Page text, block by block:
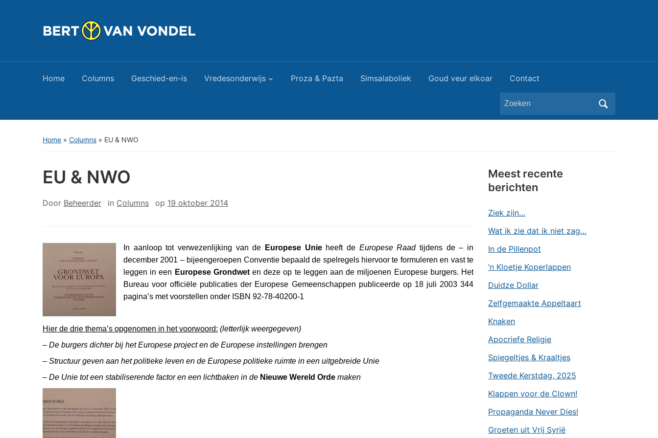
Home Columns Geschied-en-is Vredesonderwijs Proza & Pazta Simsalaboliek Goud veur elkoar Contact
Zoeken
naar:
Home » Columns » EU & NWO
EU & NWO
Door Beheerder in Columns op 19 oktober 2014
In aanloop tot verwezenlijking van de Europese Unieheeft de Europese Raadtijdens de – in
december 2001 – bijeengeroepen Conventie bepaald de spelregels hiervoor te formuleren en vast te
leggen in een Europese Grondweten deze op te leggen aan de miljoenen Europese burgers. Het
Bureau voor officiële publicaties der Europese Gemeenschappen publiceerde op 18 juli 2003 344
pagina’s met voorstellen onder ISBN 92-78-40200-1
Hier de drie thema’s opgenomen in het voorwoord: (letterlijk weergegeven)
– De burgers dichter bij het Europese project en de Europese instellingen brengen
– Structuur geven aan het politieke leven en de Europese politieke ruimte in een uitgebreide Unie
– De Unie tot een stabiliserende factor en een lichtbaken in de Nieuwe Wereld Orde maken
Meest recente
berichten
Ziek zijn…
Wat ik zie dat ik niet zag…
In de Pillenpot
’n Kloetje Koperlappen
Duidze Dollar
Zelfgemaakte Appeltaart
Knaken
Apocriefe Religie
Spiegeltjes & Kraaltjes
Tweede Kerstdag, 2025
Klappen voor de Clown!
Propaganda Never Dies!
Groeten uit Vrij Syrië